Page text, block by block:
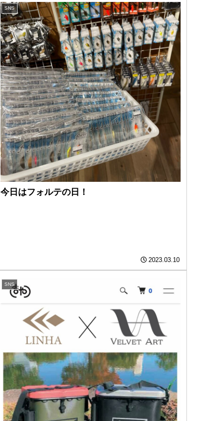
SNS
今日はフォルテの日！
2023.03.10
SNS